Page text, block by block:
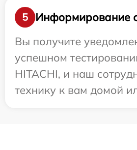
5
Информирование
Вы получите
успешном
HITACHI, и наш
технику к вам домой